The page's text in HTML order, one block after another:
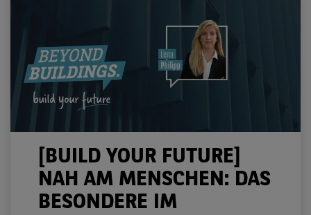
[BUILD YOUR FUTURE]
NAH AM MENSCHEN: DAS
BESONDERE IM